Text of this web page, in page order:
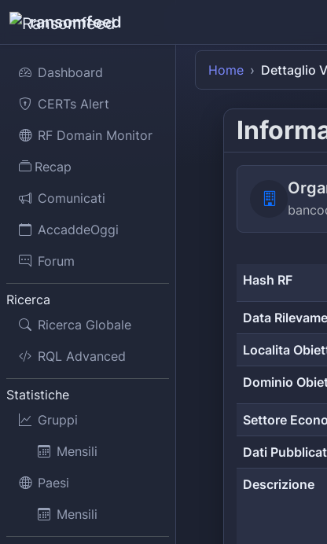
ransomfeed
Dashboard
CERTs Alert
RF Domain Monitor
Recap
Comunicati
AccaddeOggi
Forum
Ricerca
Ricerca Globale
RQL Advanced
Statistiche
Gruppi
Mensili
Paesi
Mensili
Home Dettaglio
Hash RF
Data
Localita
Dominio
Settore
Dati
Descrizione